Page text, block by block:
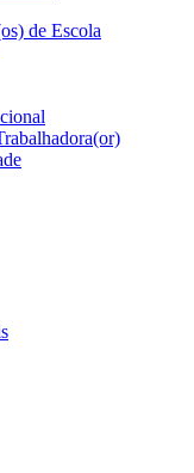
de Escola